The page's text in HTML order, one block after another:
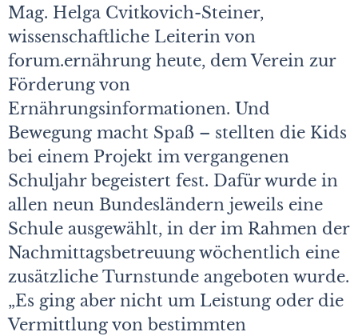
Mag. Helga Cvitkovich-Steiner,
wissenschaftliche Leiterin von
forum.ernährung heute, dem Verein zur
Förderung von
Ernährungsinformationen. Und
Bewegung macht Spaß – stellten die Kids
bei einem Projekt im vergangenen
Schuljahr begeistert fest. Dafür wurde in
allen neun Bundesländern jeweils eine
Schule ausgewählt, in der im Rahmen der
Nachmittagsbetreuung wöchentlich eine
zusätzliche Turnstunde angeboten wurde.
„Es ging aber nicht um Leistung oder die
Vermittlung von bestimmten